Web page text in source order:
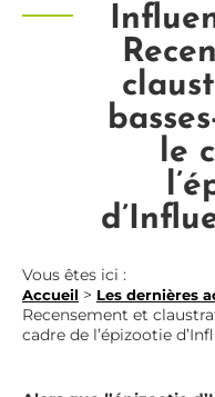
le
Vous êtes ici :
Accueil > Les dernières
Recensement et
cadre de l’épizootie